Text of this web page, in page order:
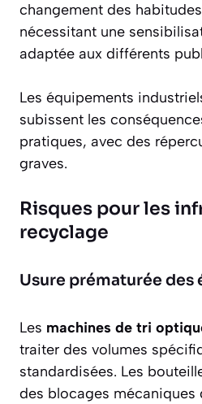
changement des
nécessitant une
adaptée aux différents
Les équipements
subissent les
pratiques, avec des
graves.
Risques pour les
recyclage
Usure prématurée des
Les machines de tri
traiter des volumes
standardisées. Les
des blocages mécaniques